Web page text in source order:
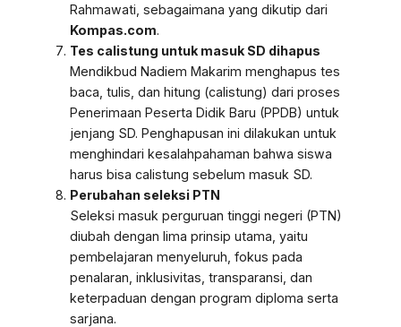
Rahmawati, sebagaimana yang dikutip dari
Kompas.com.
Tes calistung untuk masuk SD dihapus
Mendikbud Nadiem Makarim menghapus tes
baca, tulis, dan hitung (calistung) dari proses
Penerimaan Peserta Didik Baru (PPDB) untuk
jenjang SD. Penghapusan ini dilakukan untuk
menghindari kesalahpahaman bahwa siswa
harus bisa calistung sebelum masuk SD.
Perubahan seleksi PTN
Seleksi masuk perguruan tinggi negeri (PTN)
diubah dengan lima prinsip utama, yaitu
pembelajaran menyeluruh, fokus pada
penalaran, inklusivitas, transparansi, dan
keterpaduan dengan program diploma serta
sarjana.